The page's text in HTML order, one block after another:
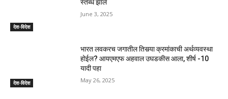
देश-विदेश
स्तब्ध झाले
June 3, 2025
देश-विदेश
भारत लवकरच जगातील तिसर्‍या क्रमांकाची अर्थव्यवस्था
होईल? आयएमएफ अहवाल उघडकीस आला, शीर्ष -10
यादी पहा
May 26, 2025